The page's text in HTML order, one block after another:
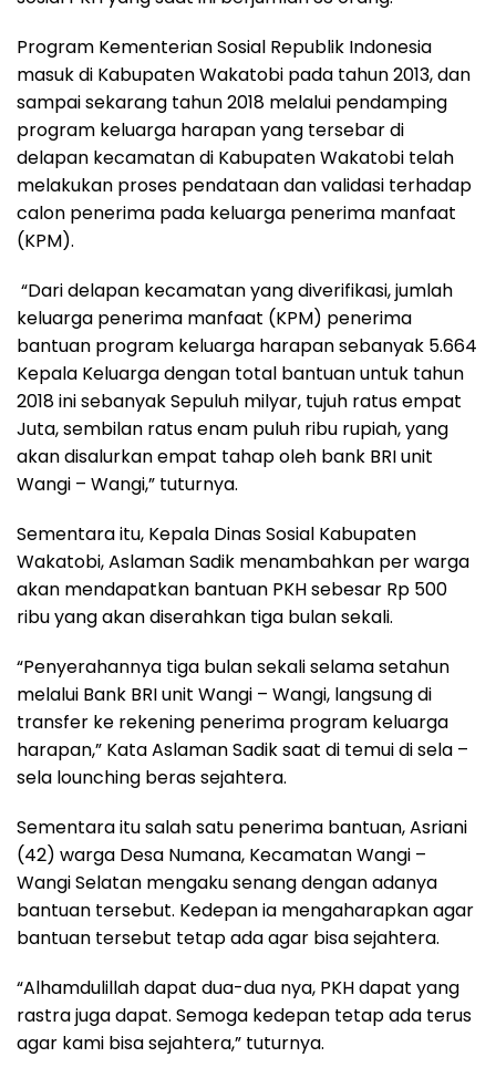
Program Kementerian Sosial Republik Indonesia
masuk di Kabupaten Wakatobi pada tahun 2013, dan
sampai sekarang tahun 2018 melalui pendamping
program keluarga harapan yang tersebar di
delapan kecamatan di Kabupaten Wakatobi telah
melakukan proses pendataan dan validasi terhadap
calon penerima pada keluarga penerima manfaat
(KPM).
“Dari delapan kecamatan yang diverifikasi, jumlah
keluarga penerima manfaat (KPM) penerima
bantuan program keluarga harapan sebanyak 5.664
Kepala Keluarga dengan total bantuan untuk tahun
2018 ini sebanyak Sepuluh milyar, tujuh ratus empat
Juta, sembilan ratus enam puluh ribu rupiah, yang
akan disalurkan empat tahap oleh bank BRI unit
Wangi – Wangi,” tuturnya.
Sementara itu, Kepala Dinas Sosial Kabupaten
Wakatobi, Aslaman Sadik menambahkan per warga
akan mendapatkan bantuan PKH sebesar Rp 500
ribu yang akan diserahkan tiga bulan sekali.
“Penyerahannya tiga bulan sekali selama setahun
melalui Bank BRI unit Wangi – Wangi, langsung di
transfer ke rekening penerima program keluarga
harapan,” Kata Aslaman Sadik saat di temui di sela –
sela lounching beras sejahtera.
Sementara itu salah satu penerima bantuan, Asriani
(42) warga Desa Numana, Kecamatan Wangi –
Wangi Selatan mengaku senang dengan adanya
bantuan tersebut. Kedepan ia mengaharapkan agar
bantuan tersebut tetap ada agar bisa sejahtera.
“Alhamdulillah dapat dua-dua nya, PKH dapat yang
rastra juga dapat. Semoga kedepan tetap ada terus
agar kami bisa sejahtera,” tuturnya.